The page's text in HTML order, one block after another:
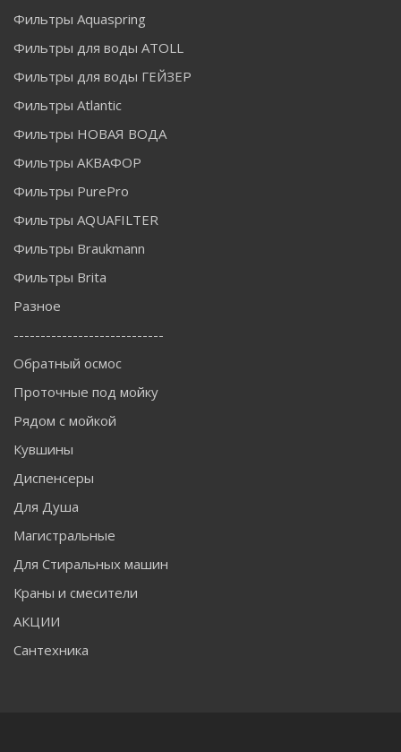
Фильтры Aquaspring
Фильтры для воды ATOLL
Фильтры для воды ГЕЙЗЕР
Фильтры Atlantic
Фильтры НОВАЯ ВОДА
Фильтры АКВАФОР
Фильтры PurePro
Фильтры AQUAFILTER
Фильтры Braukmann
Фильтры Brita
Разное
----------------------------
Обратный осмос
Проточные под мойку
Рядом с мойкой
Кувшины
Диспенсеры
Для Душа
Магистральные
Для Стиральных машин
Краны и смесители
АКЦИИ
Сантехника